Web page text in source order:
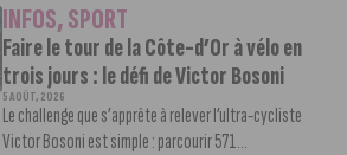
INFOS,SPORT
Faire le tour de la Côte-d’Or à vélo en
trois jours : le défi de Victor Bosoni
5 AOÛT, 2026
Le challenge que s’apprête à relever l’ultra-cycliste
Victor Bosoni est simple : parcourir 571...